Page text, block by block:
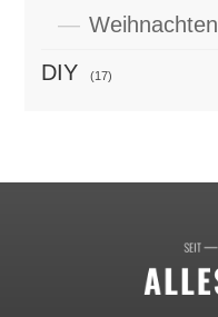
Weihnachten
DIY (17)